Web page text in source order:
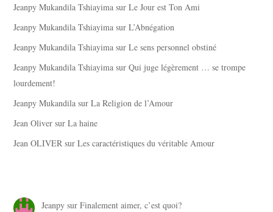
Jeanpy Mukandila Tshiayima surLe Jour est Ton Ami
Jeanpy Mukandila Tshiayima surL’Abnégation
Jeanpy Mukandila Tshiayima surLe sens personnel obstiné
Jeanpy Mukandila Tshiayima surQui juge légèrement … se trompe
lourdement!
Jeanpy Mukandila surLa Religion de l’Amour
Jean Oliver surLa haine
Jean OLIVER surLes caractéristiques du véritable Amour
Jeanpysur Finalement aimer, c’est quoi?